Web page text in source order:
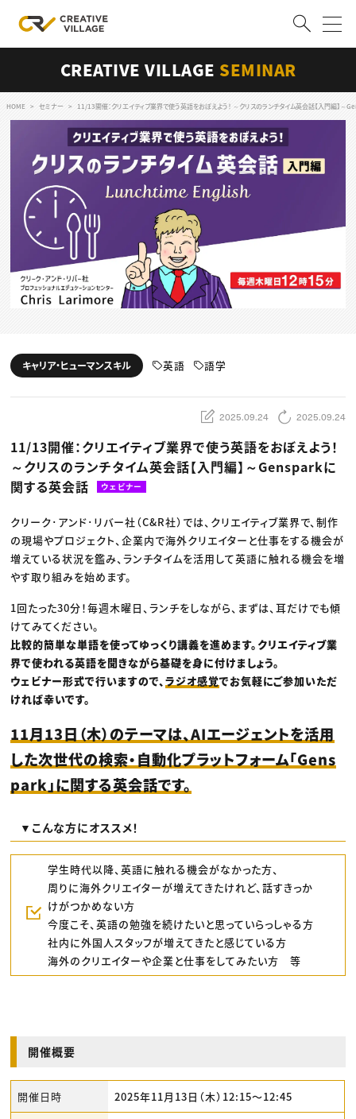
ログイン 会員登録
RECRUIT
クリエイター求人を探す
CREATIVE JOB求人検索
特集求人
採用説明会
転職支援サービス
スキルアップしたい！
動画配信・映像制作
編集・ライティング
ディレクション
TOP Creator’s コラム トップ
Webクリエイター
ゲームクリエイター
クリエイターインタビュー
C＆R Magazine
セミナー
ニュース・トレンド トップ
Web
映像
ゲーム・エンタメ
広告
CREATIVE VILLAGEからのお知らせ
プロフェッショナル×つながる×メディア
CREATIVE VILLAGE SEMINAR
HOME セミナー 11/13開催：クリエイティブ業界で使う英語をおぼえよう！ ～クリスのランチタイム英会話【入門編】～
キャリア・ヒューマンスキル 英語 語学
2025.09.24 2025.09.24
11/13開催：クリエイティブ業界で使う英語をおぼえよう！
～クリスのランチタイム英会話【入門編】～Gensparkに
関する英会話
ウェビナー
クリーク･アンド･リバー社（C&R社）では、クリエイティブ業界で、制作
の現場やプロジェクト、企業内で海外クリエイターと仕事をする機会が
増えている状況を鑑み、ランチタイムを活用して英語に触れる機会を増
やす取り組みを始めます。
1回たった30分！毎週木曜日、ランチをしながら、まずは、耳だけでも傾
けてみてください。
比較的簡単な単語を使ってゆっくり講義を進めます。クリエイティブ業
界で使われる英語を聞きながら基礎を身に付けましょう。
ウェビナー形式で行いますので、ラジオ感覚でお気軽にご参加いただ
ければ幸いです。
11月13日（木）のテーマは、AIエージェントを活用
した次世代の検索・自動化プラットフォーム「Gens
park」に関する英会話です。
▼こんな方にオススメ！
学生時代以降、英語に触れる機会がなかった方、
周りに海外クリエイターが増えてきたけれど、話すきっか
けがつかめない方
今度こそ、英語の勉強を続けたいと思っていらっしゃる方
社内に外国人スタッフが増えてきたと感じている方
海外のクリエイターや企業と仕事をしてみたい方 等
開催概要
開催日時 2025年11月13日（木）12:15〜12:45